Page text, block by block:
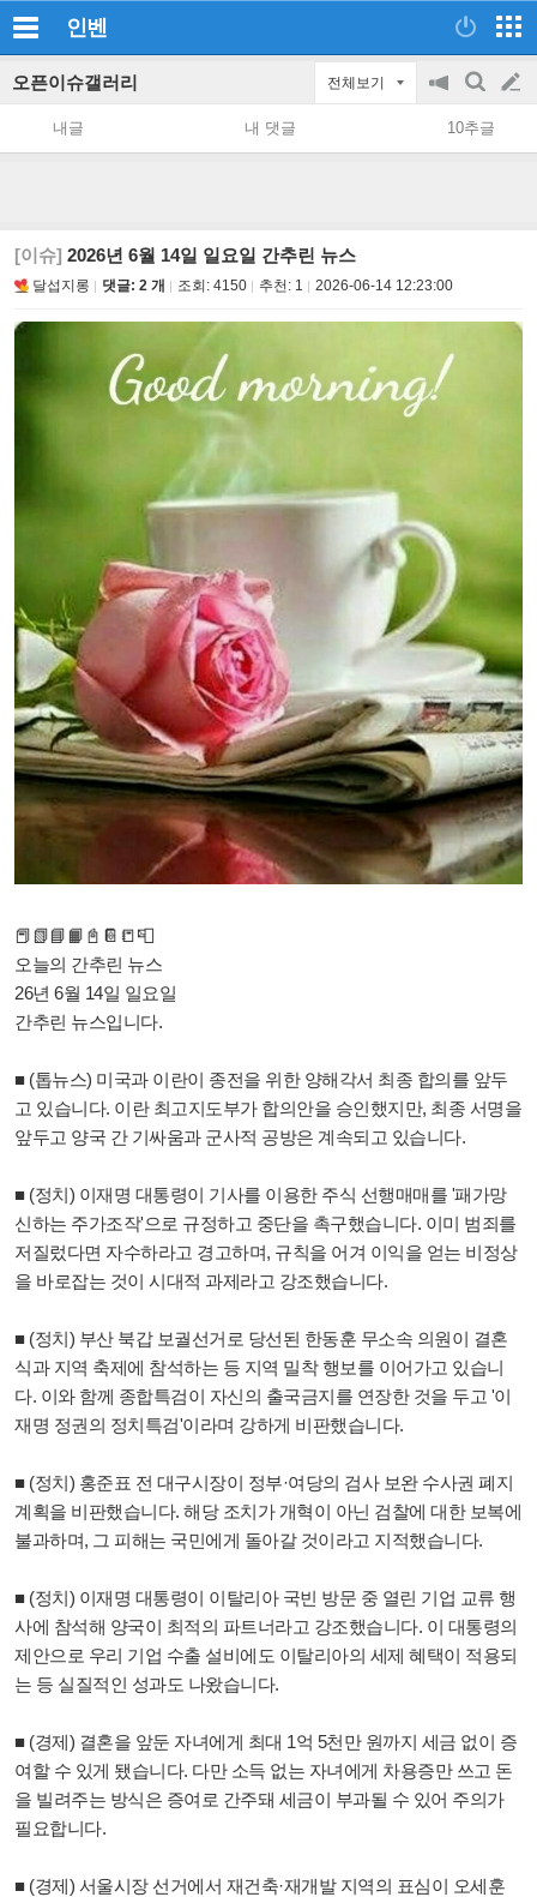
인벤
오픈이슈갤러리 전체보기
공
지
on/off
검
색
글
쓰
내글 내 댓글 10추글
[이슈] 2026년 6월 14일 일요일 간추린 뉴스
달섭지롱 댓글: 2 개 조회: 4150 추천: 1 2026-06-14 12:23:00
📕📗📘📙📓📔📒📮
오늘의 간추린 뉴스
26년 6월 14일 일요일
간추린 뉴스입니다.
■ (톱뉴스) 미국과 이란이 종전을 위한 양해각서 최종 합의를 앞두
고 있습니다. 이란 최고지도부가 합의안을 승인했지만, 최종 서명을
앞두고 양국 간 기싸움과 군사적 공방은 계속되고 있습니다.
■ (정치) 이재명 대통령이 기사를 이용한 주식 선행매매를 '패가망
신하는 주가조작'으로 규정하고 중단을 촉구했습니다. 이미 범죄를
저질렀다면 자수하라고 경고하며, 규칙을 어겨 이익을 얻는 비정상
을 바로잡는 것이 시대적 과제라고 강조했습니다.
■ (정치) 부산 북갑 보궐선거로 당선된 한동훈 무소속 의원이 결혼
식과 지역 축제에 참석하는 등 지역 밀착 행보를 이어가고 있습니
다. 이와 함께 종합특검이 자신의 출국금지를 연장한 것을 두고 '이
재명 정권의 정치특검'이라며 강하게 비판했습니다.
■ (정치) 홍준표 전 대구시장이 정부·여당의 검사 보완 수사권 폐지
계획을 비판했습니다. 해당 조치가 개혁이 아닌 검찰에 대한 보복에
불과하며, 그 피해는 국민에게 돌아갈 것이라고 지적했습니다.
■ (정치) 이재명 대통령이 이탈리아 국빈 방문 중 열린 기업 교류 행
사에 참석해 양국이 최적의 파트너라고 강조했습니다. 이 대통령의
제안으로 우리 기업 수출 설비에도 이탈리아의 세제 혜택이 적용되
는 등 실질적인 성과도 나왔습니다.
■ (경제) 결혼을 앞둔 자녀에게 최대 1억 5천만 원까지 세금 없이 증
여할 수 있게 됐습니다. 다만 소득 없는 자녀에게 차용증만 쓰고 돈
을 빌려주는 방식은 증여로 간주돼 세금이 부과될 수 있어 주의가
필요합니다.
■ (경제) 서울시장 선거에서 재건축·재개발 지역의 표심이 오세훈